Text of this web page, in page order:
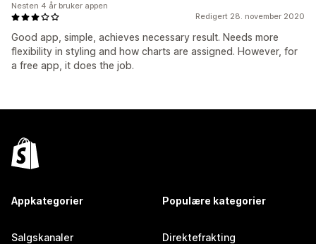
Redigert 28. november 2020
Good app, simple, achieves necessary result. Needs more
flexibility in styling and how charts are assigned. However, for
a free app, it does the job.
Nesten 4 år bruker appen
Appkategorier
Salgskanaler
Populære kategorier
Direktefrakting